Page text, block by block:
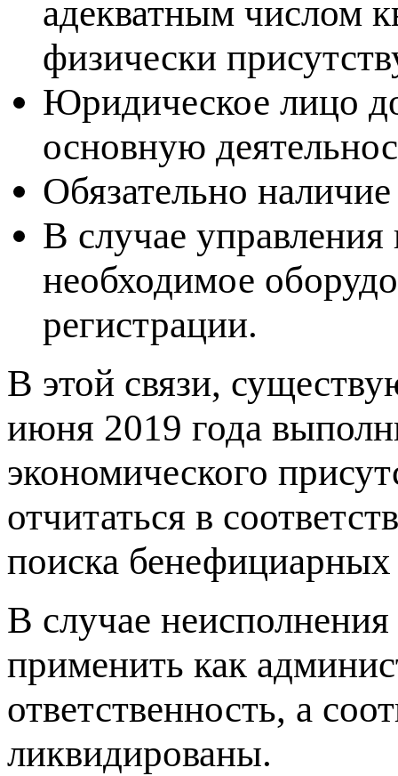
адекватным числом
физически
Юридическое лицо
основную
Обязательно
В случае управления
необходимое
регистрации.
В этой связи,
июня 2019 года
экономического
отчитаться в
поиска бенефициарных
В случае
применить как
ответственность, а
ликвидированы.